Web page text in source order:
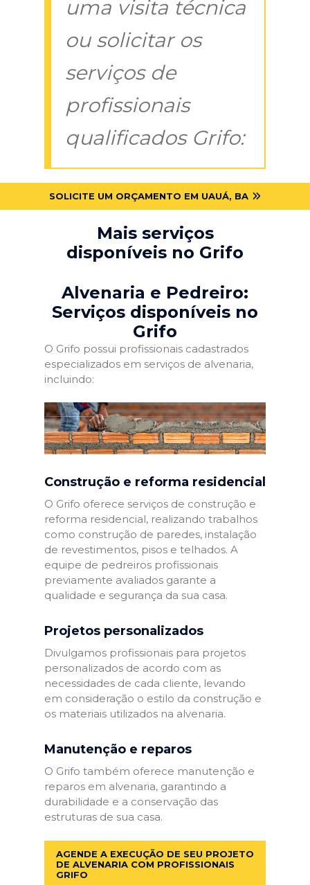
uma visita técnica
ou solicitar os
serviços de
profissionais
qualificados Grifo:
SOLICITE UM ORÇAMENTO EM UAUÁ, BA
Mais serviços
disponíveis no Grifo
Alvenaria e Pedreiro:
Serviços disponíveis no
Grifo
O Grifo possui profissionais cadastrados
especializados em serviços de alvenaria,
incluindo:
Construção e reforma residencial
O Grifo oferece serviços de construção e
reforma residencial, realizando trabalhos
como construção de paredes, instalação
de revestimentos, pisos e telhados. A
equipe de pedreiros profissionais
previamente avaliados garante a
qualidade e segurança da sua casa.
Projetos personalizados
Divulgamos profissionais para projetos
personalizados de acordo com as
necessidades de cada cliente, levando
em consideração o estilo da construção e
os materiais utilizados na alvenaria.
Manutenção e reparos
O Grifo também oferece manutenção e
reparos em alvenaria, garantindo a
durabilidade e a conservação das
estruturas de sua casa.
AGENDE A EXECUÇÃO DE SEU PROJETO
DE ALVENARIA COM PROFISSIONAIS
GRIFO